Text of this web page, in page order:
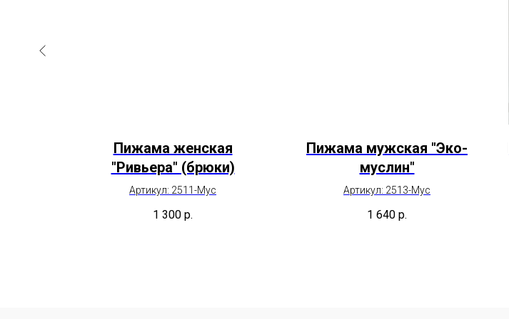
Пижама женская
"Ривьера" (брюки)
Артикул: 2511-Мус
1 300 р.
Пижама мужская "Эко-
муслин"
Артикул: 2513-Мус
1 640 р.